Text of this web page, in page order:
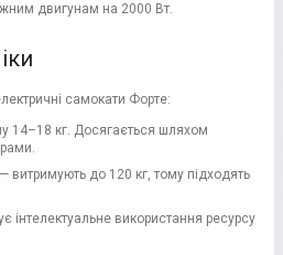
двигунам на 2000 Вт.
самокати Форте:
14–18 кг. Досягається шляхом
витримують до 120 кг, тому підходять
інтелектуальне використання ресурсу